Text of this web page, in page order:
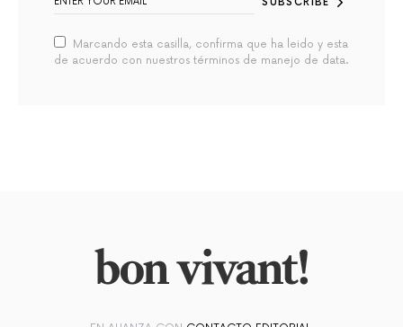
Marcando esta casilla, confirma que ha leido y esta
de acuerdo con nuestros términos de manejo de data.